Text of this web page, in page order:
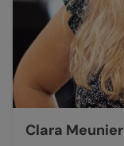
Clara Meunier